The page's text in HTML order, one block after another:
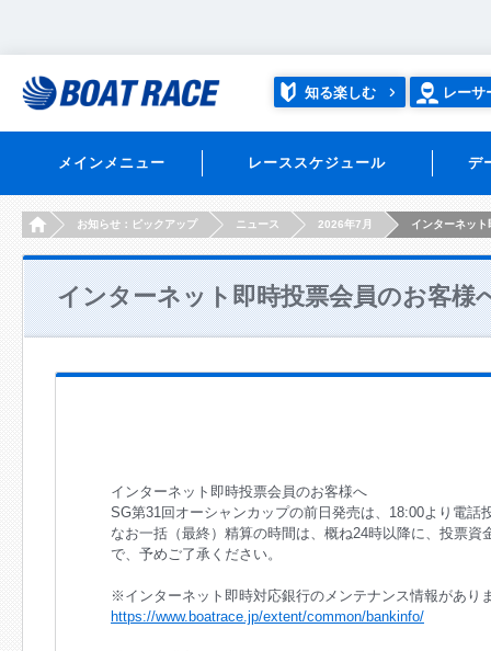
知る楽しむ レーサ
メインメニュー レーススケジュール デ
HOMEお知らせ：ピックアップ ニュース 2026年7月 インターネッ
インターネット即時投票会員のお客様
インターネット即時投票会員のお客様へ
SG第31回オーシャンカップの前日発売は、18:00より電話
なお一括（最終）精算の時間は、概ね24時以降に、投票
で、予めご了承ください。
※インターネット即時対応銀行のメンテナンス情報があり
https://www.boatrace.jp/extent/common/bankinfo/